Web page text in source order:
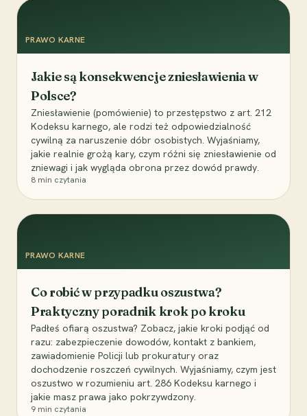
PRAWO KARNE
Jakie są konsekwencje zniesławienia w
Polsce?
Zniesławienie (pomówienie) to przestępstwo z art. 212
Kodeksu karnego, ale rodzi też odpowiedzialność
cywilną za naruszenie dóbr osobistych. Wyjaśniamy,
jakie realnie grożą kary, czym różni się zniesławienie od
zniewagi i jak wygląda obrona przez dowód prawdy.
8 min czytania
PRAWO KARNE
Co robić w przypadku oszustwa?
Praktyczny poradnik krok po kroku
Padłeś ofiarą oszustwa? Zobacz, jakie kroki podjąć od
razu: zabezpieczenie dowodów, kontakt z bankiem,
zawiadomienie Policji lub prokuratury oraz
dochodzenie roszczeń cywilnych. Wyjaśniamy, czym jest
oszustwo w rozumieniu art. 286 Kodeksu karnego i
jakie masz prawa jako pokrzywdzony.
9 min czytania